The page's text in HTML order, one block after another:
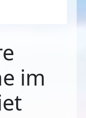
im